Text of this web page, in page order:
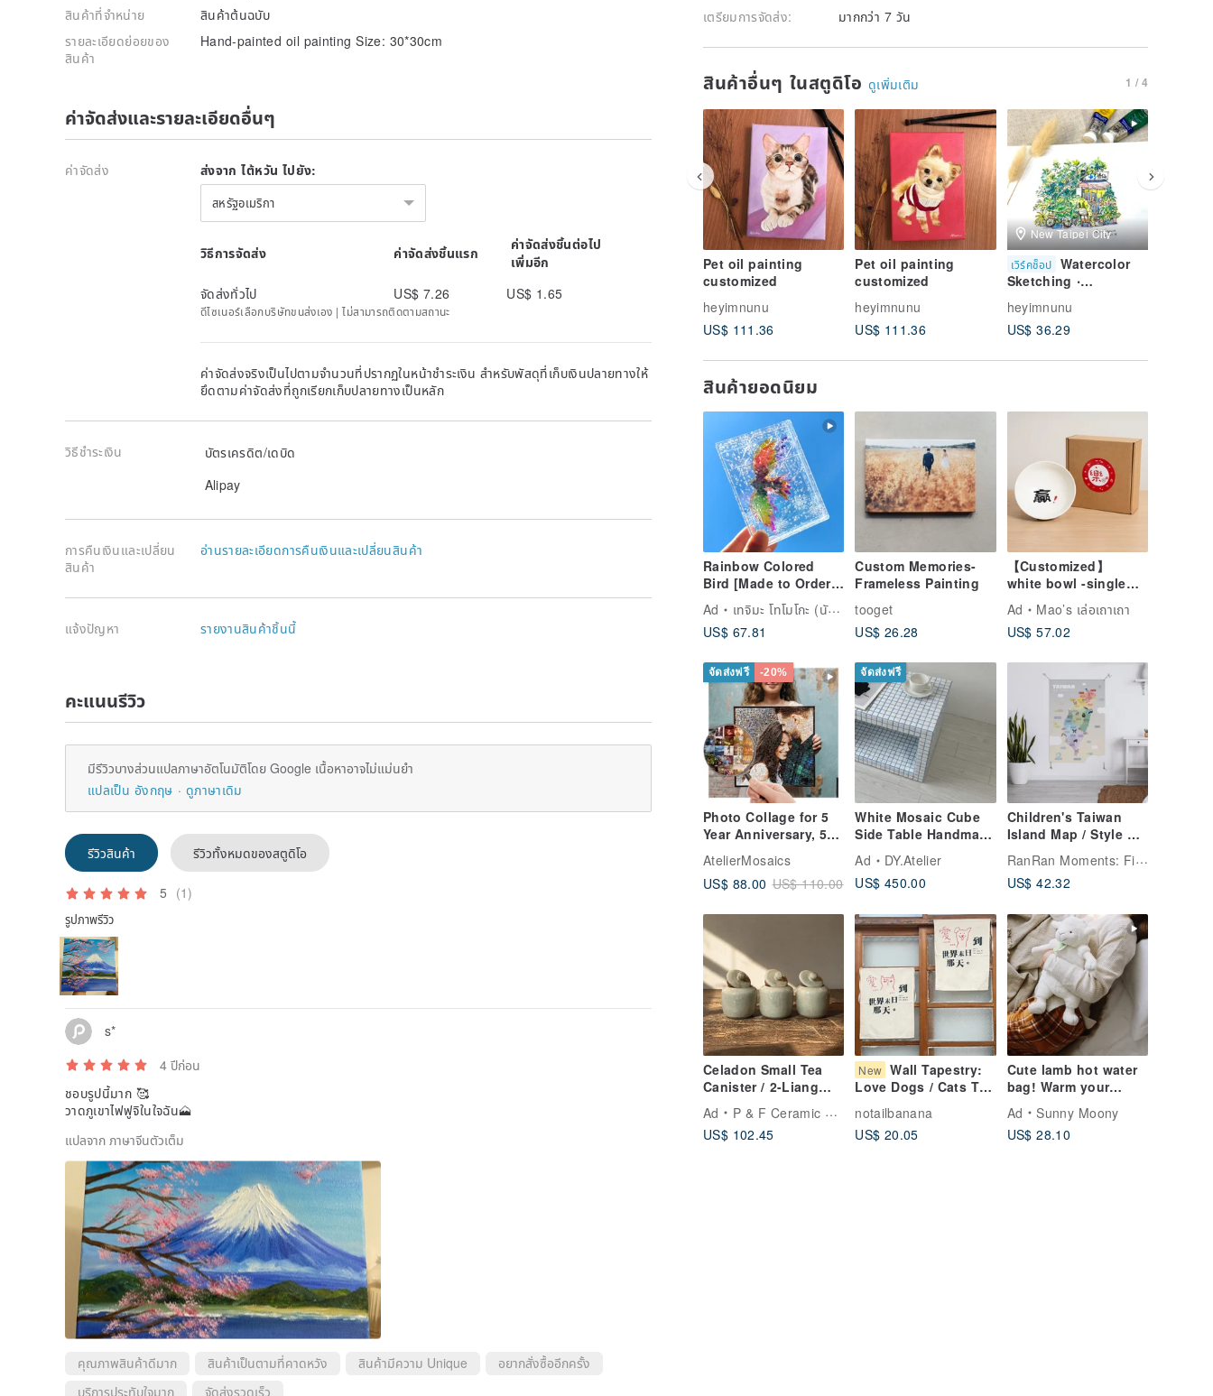
เตรียมการจัดส่ง:
มากกว่า 7 วัน
สินค้าอื่นๆ ในสตูดิโอ ดูเพิ่มเติม 1 / 4
Pet oil painting
customized
heyimnunu
US$ 111.36
Pet oil painting
customized
heyimnunu
US$ 111.36
New Taipei City
เวิร์คช็อป Watercolor
Sketching ‧
Japanese-Style
Shops ‧ Hand-Drawn
Experience ‧ Cultural
heyimnunu
US$ 36.29
สินค้ายอดนิยม
Rainbow Colored
Bird [Made to Order]
Transparent,
Beautiful, Cute
Ad
เทจิมะ โทโมโกะ (นักวาดภาพสีรุ้งจากฮอกไกโด)
US$ 67.81
Custom Memories-
Frameless Painting
tooget
US$ 26.28
【Customized】
white bowl -single
(large)
Ad
Mao’s เล่อเถาเถา
US$ 57.02
จัดส่งฟรี -20%
Photo Collage for 5
Year Anniversary, 5
Year Wedding
Anniversary Gift For
Him
AtelierMosaics
US$ 88.00 US$ 110.00
จัดส่งฟรี
White Mosaic Cube
Side Table Handmade
Tile Pedestal
Ad
DY.Atelier
US$ 450.00
Children's Taiwan
Island Map / Style F /
Interactive Map (with
Stickers &
Introduction Booklet)
RanRan Moments: Fine Stickers
US$ 42.32
Celadon Small Tea
Canister / 2-Liang
Xiao Ping Fan
Handmade
Ad
P & F Ceramic Designs
US$ 102.45
New Wall Tapestry:
Love Dogs / Cats Till
notailbanana
US$ 20.05
Cute lamb hot water
bag! Warm your
Ad
Sunny Moony
US$ 28.10
สินค้าที่จำหน่าย
สินค้าต้นฉบับ
รายละเอียดย่อยของ
สินค้า
Hand-painted oil painting Size: 30*30cm
ค่าจัดส่งและรายละเอียดอื่นๆ
ค่าจัดส่ง ส่งจาก ไต้หวัน ไปยัง:
สหรัฐอเมริกา
วิธีการจัดส่ง ค่าจัดส่งชิ้นแรก
ค่าจัดส่งชิ้นต่อไป
เพิ่มอีก
จัดส่งทั่วไป
US$ 7.26 US$ 1.65
ดีไซเนอร์เลือกบริษัทขนส่งเอง | ไม่สามารถติดตามสถานะ
ค่าจัดส่งจริงเป็นไปตามจำนวนที่ปรากฏในหน้าชำระเงิน สำหรับพัสดุที่เก็บเงินปลายทางให้
ยึดตามค่าจัดส่งที่ถูกเรียกเก็บปลายทางเป็นหลัก
วิธีชำระเงิน
บัตรเครดิต/เดบิด
Alipay
การคืนเงินและเปลี่ยน
สินค้า
อ่านรายละเอียดการคืนเงินและเปลี่ยนสินค้า
แจ้งปัญหา รายงานสินค้าชิ้นนี้
คะแนนรีวิว
มีรีวิวบางส่วนแปลภาษาอัตโนมัติโดย Google เนื้อหาอาจไม่แม่นยำ
แปลเป็น อังกฤษ
ดูภาษาเดิม
รีวิวสินค้า รีวิวทั้งหมดของสตูดิโอ
5 (1)
รูปภาพรีวิว
s*
4 ปีก่อน
ชอบรูปนี้มาก 🥰
วาดภูเขาไฟฟูจิในใจฉัน🗻
แปลจาก ภาษาจีนตัวเต็ม
คุณภาพสินค้าดีมาก สินค้าเป็นตามที่คาดหวัง สินค้ามีความ Unique
อยากสั่งซื้ออีกครั้ง
บริการประทับใจมาก
จัดส่งรวดเร็ว